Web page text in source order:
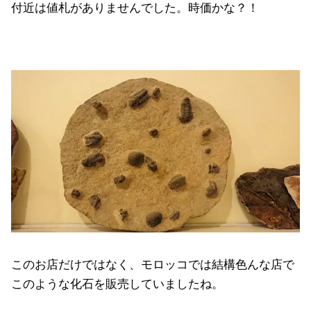
付近は値札がありませんでした。時価かな？！
このお店だけではなく、モロッコでは結構色んな店で
このような化石を販売していましたね。